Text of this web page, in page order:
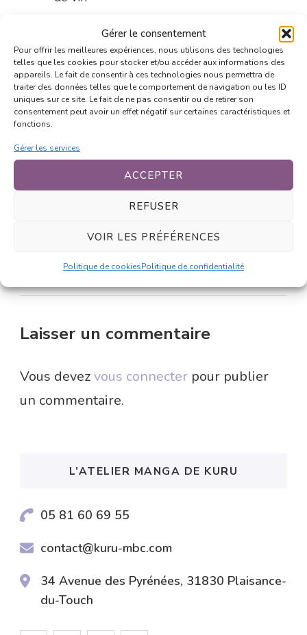
Gérer le consentement
Pour offrir les meilleures expériences, nous utilisons des technologies
telles que les cookies pour stocker et/ou accéder aux informations des
appareils. Le fait de consentir à ces technologies nous permettra de
traiter des données telles que le comportement de navigation ou les ID
uniques sur ce site. Le fait de ne pas consentir ou de retirer son
consentement peut avoir un effet négatif sur certaines caractéristiques et
fonctions.
Gérer les services
ACCEPTER
REFUSER
VOIR LES PRÉFÉRENCES
Politique de cookiesPolitique de confidentialité
Connectez-vous pour répondre
Thomas
26 mars 2011 at 14h00
Et en plus…
des promesses fallacieuses et qu’elle ne
tient jamais (genre les pics hein ! On les
attend toujours, que ce soit la summer
Laisser un commentaire
Vous devezvous connecter pour publier
un commentaire.
L’ATELIER MANGA DE KURU
05 81 60 69 55
contact@kuru-mbc.com
34 Avenue des Pyrénées, 31830 Plaisance-
du-Touch